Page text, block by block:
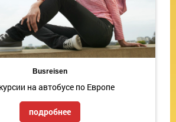
Busreisen
на автобусе по Европе
подробнее